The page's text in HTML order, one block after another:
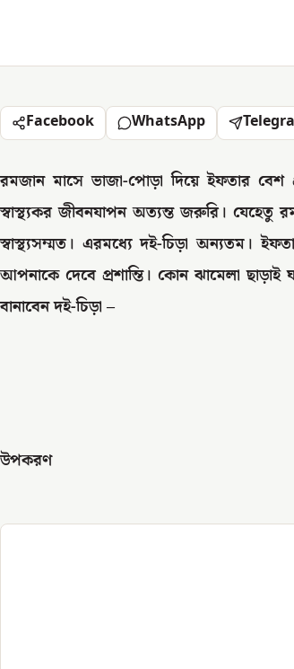
Facebook WhatsApp
রমজান মাসে ভাজা-পোড়া দিয়ে ইফতার বেশ
স্বাস্থ্যকর জীবনযাপন অত্যন্ত জরুরি। যেহেতু
স্বাস্থ্যসম্মত। এরমধ্যে দই-চিড়া অন্যতম।
আপনাকে দেবে প্রশান্তি। কোন ঝামেলা
বানাবেন দই-চিড়া –
উপকরণ